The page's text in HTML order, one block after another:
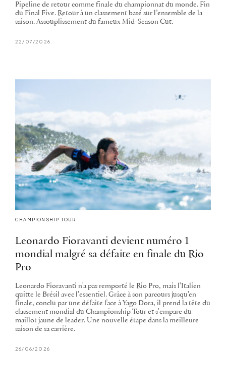
Pipeline de retour comme finale du championnat du monde. Fin
du Final Five. Retour à un classement basé sur l’ensemble de la
saison. Assouplissement du fameux Mid-Season Cut.
22/07/2026
CHAMPIONSHIP TOUR
Leonardo Fioravanti devient numéro 1
mondial malgré sa défaite en finale du Rio
Pro
Leonardo Fioravanti n'a pas remporté le Rio Pro, mais l'Italien
quitte le Brésil avec l'essentiel. Grâce à son parcours jusqu'en
finale, conclu par une défaite face à Yago Dora, il prend la tête du
classement mondial du Championship Tour et s'empare du
maillot jaune de leader. Une nouvelle étape dans la meilleure
saison de sa carrière.
26/06/2026